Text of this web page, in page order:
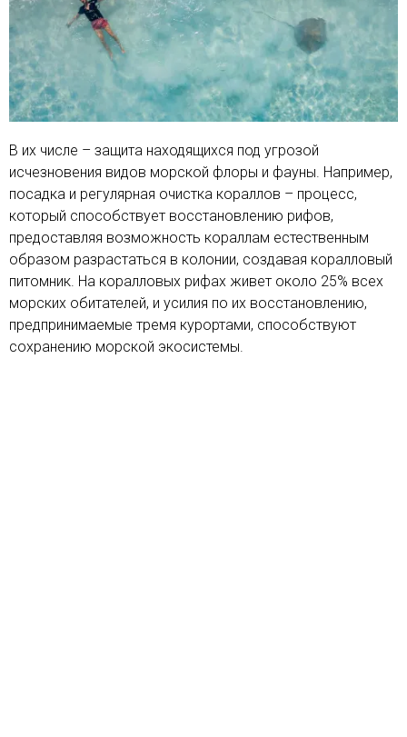
В их числе – защита находящихся под угрозой
исчезновения видов морской флоры и фауны. Например,
посадка и регулярная очистка кораллов – процесс,
который способствует восстановлению рифов,
предоставляя возможность кораллам естественным
образом разрастаться в колонии, создавая коралловый
питомник. На коралловых рифах живет около 25% всех
морских обитателей, и усилия по их восстановлению,
предпринимаемые тремя курортами, способствуют
сохранению морской экосистемы.